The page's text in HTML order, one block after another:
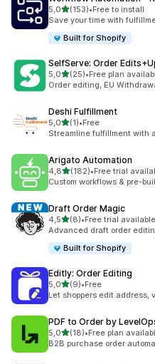
5,0z 5 hvězd
(153)
Celkový počet recenzí: 153
•Free to install
Save your time with
Built for Shopify
SelfServe: Order
5,0z 5 hvězd
(25)
Celkový počet recenzí: 25
•Free plan
Order editing, EU
Deshi Fulfillment
5,0z 5 hvězd
(1)
Celkový počet recenzí: 1
•Free
Streamline fulfillment with
Arigato Automation
4,8z 5 hvězd
(182)
Celkový počet recenzí: 182
•Free trial
Custom workflows & pre-
Draft Order Magic
4,5z 5 hvězd
(8)
Celkový počet recenzí: 8
•Free trial available
Advanced draft order
Built for Shopify
Editly: Order Editing
5,0z 5 hvězd
(9)
Celkový počet recenzí: 9
•Free
Let shoppers edit
PDF to Order by
5,0z 5 hvězd
(18)
Celkový počet recenzí: 18
•Free plan
B2B purchase order